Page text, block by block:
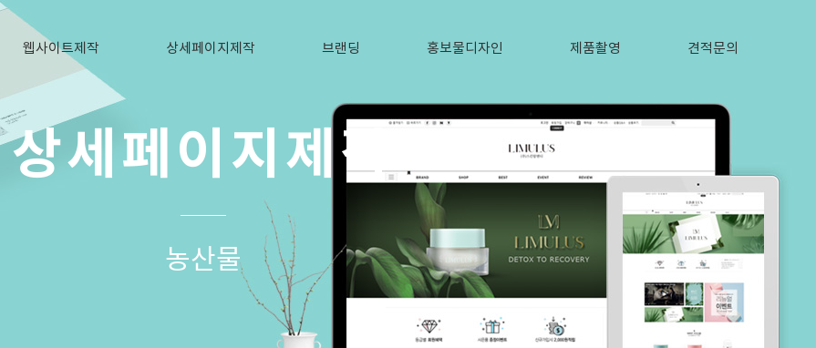
웹사이트제작 상세페이지제작 브랜딩 홍보물디자인 제품촬영 견적문의
상세페이지제작
농산물